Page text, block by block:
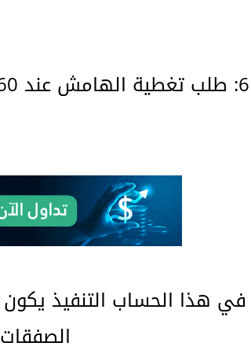
الصفقات 1000 مطروح منه الأوامر المعلقة.